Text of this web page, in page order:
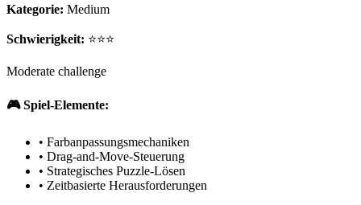
Kategorie: Medium
Schwierigkeit: ⭐⭐⭐
Moderate challenge
🎮 Spiel-Elemente:
• Farbanpassungsmechaniken
• Drag-and-Move-Steuerung
• Strategisches Puzzle-Lösen
• Zeitbasierte Herausforderungen